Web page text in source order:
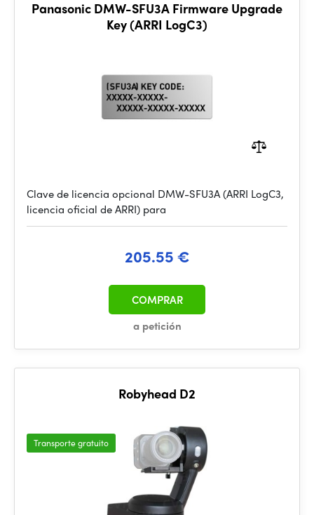
Panasonic DMW-SFU3A Firmware Upgrade
Key (ARRI LogC3)
Clave de licencia opcional DMW-SFU3A (ARRI LogC3,
licencia oficial de ARRI) para
205.55 €
a petición
COMPRAR
Robyhead D2
Transporte gratuito